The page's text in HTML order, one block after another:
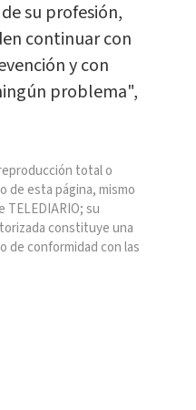
su profesión,
continuar con
y con
problema",
total o
de esta página, mismo
TELEDIARIO; su
constituye una
de conformidad con las